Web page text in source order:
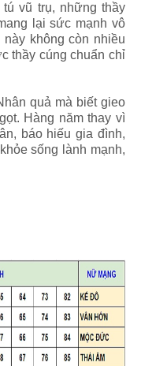
vũ trụ, những thầy
lại sức mạnh vô
không còn nhiều
thầy cúng chuẩn chỉ
quả mà biết gieo
Hàng năm thay vì
báo hiếu gia đình,
sống lành mạnh,